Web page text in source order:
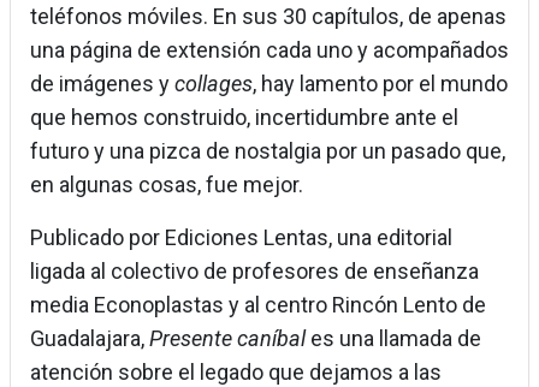
teléfonos móviles. En sus 30 capítulos, de apenas
una página de extensión cada uno y acompañados
de imágenes ycollages, hay lamento por el mundo
que hemos construido, incertidumbre ante el
futuro y una pizca de nostalgia por un pasado que,
en algunas cosas, fue mejor.
Publicado por Ediciones Lentas, una editorial
ligada al colectivo de profesores de enseñanza
media Econoplastas y al centro Rincón Lento de
Guadalajara,Presente caníbales una llamada de
atención sobre el legado que dejamos a las